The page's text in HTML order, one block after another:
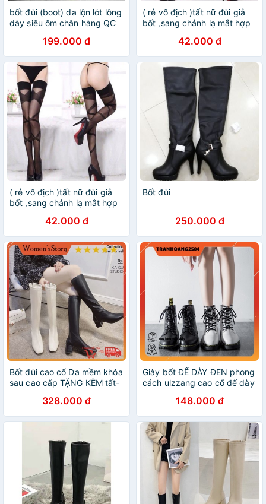
bốt đùi (boot) da lộn lót lông
dày siêu ôm chân hàng QC
199.000 đ
( rẻ vô địch )tất nữ đùi giả
bốt ,sang chảnh lạ mắt hợp
42.000 đ
( rẻ vô địch )tất nữ đùi giả
bốt ,sang chảnh lạ mắt hợp
42.000 đ
Bốt đùi
250.000 đ
Bốt đùi cao cổ Da mềm khóa
sau cao cấp TẶNG KÈM tất-
trang mùa đông
328.000 đ
Giày bốt ĐẾ DÀY ĐEN phong
cách ulzzang cao cổ đế dày
148.000 đ